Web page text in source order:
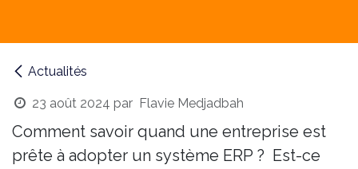
Actualités
23 août 2024 par Flavie Medjadbah
Comment savoir quand une entreprise est
prête à adopter un système ERP ? Est-ce